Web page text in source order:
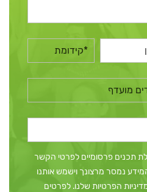
תכנים פרסומיים לפרטי הקשר
נמסר מרצונך וישמש אותנו
הפרטיות שלנו. לפרטים